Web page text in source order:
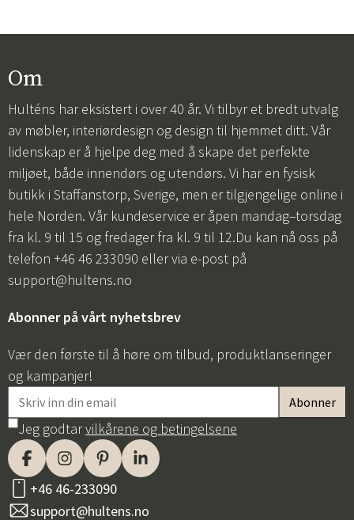
Om
Hulténs har eksistert i over 40 år. Vi tilbyr et bredt utvalg
av møbler, interiørdesign og design til hjemmet ditt. Vår
lidenskap er å hjelpe deg med å skape det perfekte
miljøet, både innendørs og utendørs. Vi har en fysisk
butikk i Staffanstorp, Sverige, men er tilgjengelige online i
hele Norden. Vår kundeservice er åpen mandag–torsdag
fra kl. 9 til 15 og fredager fra kl. 9 til 12.Du kan nå oss på
telefon +46 46 233090 eller via e-post på
support@hultens.no
Abonner på vårt nyhetsbrev
Vær den første til å høre om tilbud, produktlanseringer
og kampanjer!
Jeg godtarvilkårene og betingelsene
+46 46-233090
support@hultens.no